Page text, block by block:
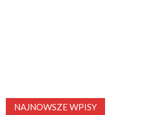
NAJNOWSZE WPISY